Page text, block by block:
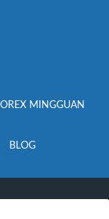
MINGGUAN
BLOG